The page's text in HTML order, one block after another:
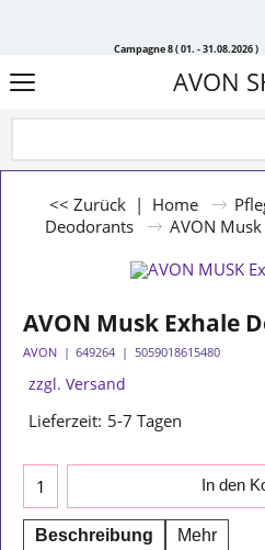
Campagne 8 ( 01. - 31.08.2026 )
AVON
<< Zurück | Home
Deodorants
AVON
AVON Musk Exhale
AVON 649264 5059018615480
zzgl. Versand
Lieferzeit: 5-7 Tagen
In den
Beschreibung Mehr